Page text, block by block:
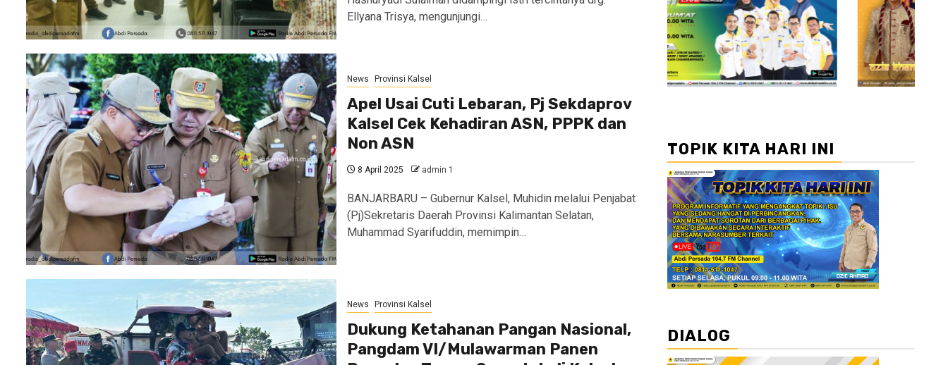
Ellyana Trisya, mengunjungi…
News Provinsi Kalsel
Apel Usai Cuti Lebaran, Pj Sekdaprov
Kalsel Cek Kehadiran ASN, PPPK dan
Non ASN
8 April 2025 admin 1
BANJARBARU – Gubernur Kalsel, Muhidin melalui Penjabat
(Pj)Sekretaris Daerah Provinsi Kalimantan Selatan,
Muhammad Syarifuddin, memimpin…
News Provinsi Kalsel
Dukung Ketahanan Pangan Nasional,
Pangdam VI/Mulawarman Panen
//2
TOPIK KITA HARI INI
DIALOG